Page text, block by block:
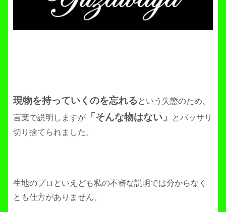
現物を持っていくのを忘れるという失態のため、
言葉で説明しますが
「そんな物はない」
とバッサリ
切り捨てられました。
生地のプロといえども私の不審な説明では分からなく
とも仕方がありません。